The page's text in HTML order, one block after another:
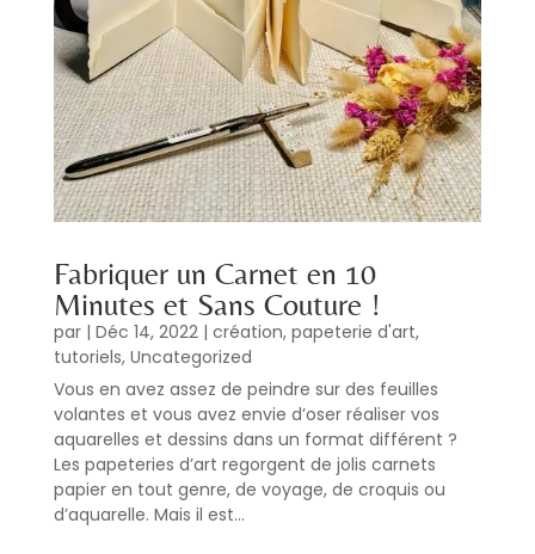
Fabriquer un Carnet en 10
Minutes et Sans Couture !
par | Déc 14, 2022| création, papeterie d'art,
tutoriels, Uncategorized
Vous en avez assez de peindre sur des feuilles
volantes et vous avez envie d’oser réaliser vos
aquarelles et dessins dans un format différent ?
Les papeteries d’art regorgent de jolis carnets
papier en tout genre, de voyage, de croquis ou
d’aquarelle. Mais il est...